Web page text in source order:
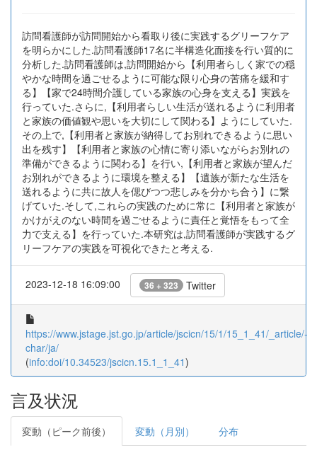
訪問看護師が訪問開始から看取り後に実践するグリーフケア
を明らかにした.訪問看護師17名に半構造化面接を行い質的に
分析した.訪問看護師は,訪問開始から【利用者らしく家での穏
やかな時間を過ごせるように可能な限り心身の苦痛を緩和す
る】【家で24時間介護している家族の心身を支える】実践を
行っていた.さらに,【利用者らしい生活が送れるように利用者
と家族の価値観や思いを大切にして関わる】ようにしていた.
その上で,【利用者と家族が納得してお別れできるように思い
出を残す】【利用者と家族の心情に寄り添いながらお別れの
準備ができるように関わる】を行い,【利用者と家族が望んだ
お別れができるように環境を整える】【遺族が新たな生活を
送れるように共に故人を偲びつつ悲しみを分かち合う】に繋
げていた.そして,これらの実践のために常に【利用者と家族が
かけがえのない時間を過ごせるように責任と覚悟をもって全
力で支える】を行っていた.本研究は,訪問看護師が実践するグ
リーフケアの実践を可視化できたと考える.
2023-12-18 16:09:00 36 + 323 Twitter
https://www.jstage.jst.go.jp/article/jscicn/15/1/15_1_41/_article/-
char/ja/
(info:doi/10.34523/jscicn.15.1_1_41)
言及状況
変動（ピーク前後） 変動（月別） 分布